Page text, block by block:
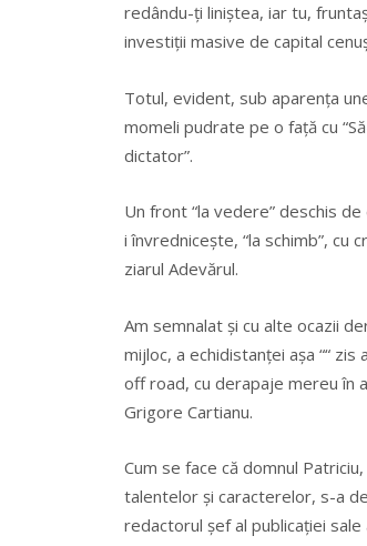
redându-ți liniștea, iar tu,
investiții masive de capital
Totul, evident, sub aparența
momeli pudrate pe o față cu
dictator”.
Un front “la vedere” deschis
i învrednicește, “la schimb”,
ziarul Adevărul.
Am semnalat și cu alte ocazii
mijloc, a echidistanței așa ““
off road, cu derapaje mereu în
Grigore Cartianu.
Cum se face că domnul
talentelor și caracterelor, s-a
redactorul șef al publicației sale